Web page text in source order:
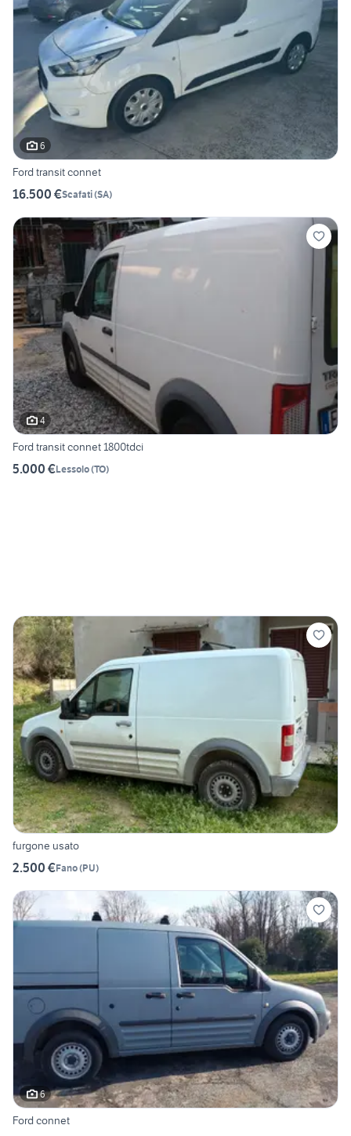
6
Ford transit connet
16.500 €Scafati(SA)
4
Ford transit connet 1800tdci
5.000 €Lessolo(TO)
furgone usato
2.500 €Fano(PU)
6
Ford connet